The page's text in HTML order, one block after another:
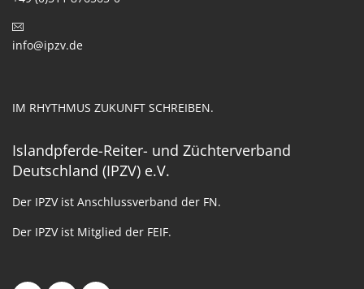
info@ipzv.de
IM RHYTHMUS ZUKUNFT SCHREIBEN.
Islandpferde-Reiter- und Züchterverband
Deutschland (IPZV) e.V.
Der IPZV ist Anschlussverband der FN.
Der IPZV ist Mitglied der FEIF.